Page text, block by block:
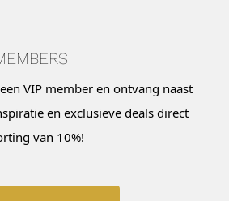
VIP member en ontvang naast
en exclusieve deals direct
van 10%!